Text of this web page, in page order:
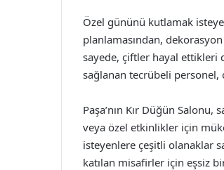
Özel gününü kutlamak
planlamasından,
sayede, çiftler hayal ettikleri
sağlanan tecrübeli
Paşa’nın Kır Düğün Salonu,
veya özel etkinlikler için
isteyenlere çeşitli olanaklar
katılan misafirler için eşsiz